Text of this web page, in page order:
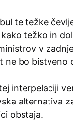
te težke
težko in
v
ne bo bistveno
interpelaciji
alternativa
obstaja.